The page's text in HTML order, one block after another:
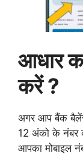
आधार
करें ?
अगर आप बैंक
12 अंको के नंबर
आपका मोबाइल